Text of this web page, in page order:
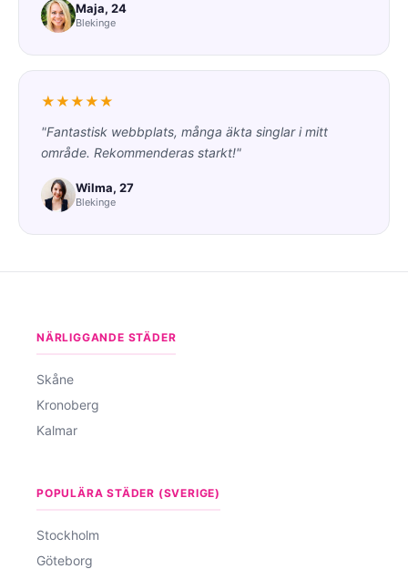
Maja, 24
Blekinge
★★★★★
"Fantastisk webbplats, många äkta singlar i mitt
område. Rekommenderas starkt!"
Wilma, 27
Blekinge
NÄRLIGGANDE STÄDER
Skåne
Kronoberg
Kalmar
POPULÄRA STÄDER (SVERIGE)
Stockholm
Göteborg